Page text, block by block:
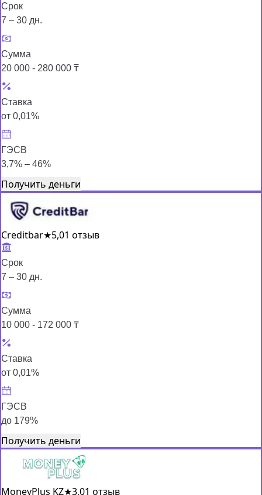
Срок
7 – 30 дн.
Сумма
20 000 - 280 000 ₸
Ставка
от 0,01%
ГЭСВ
3,7% – 46%
Получить деньги
Creditbar★5,01 отзыв
Срок
7 – 30 дн.
Сумма
10 000 - 172 000 ₸
Ставка
от 0,01%
ГЭСВ
до 179%
Получить деньги
MoneyPlus KZ★3,01 отзыв